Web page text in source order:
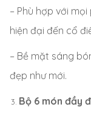
– Phù hợp với
hiện đại đến cổ
– Bề mặt sáng
đẹp như mới.
Bộ 6 món đầy